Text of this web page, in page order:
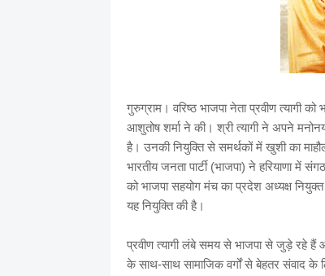
गुरुग्राम। वरिष्ठ भाजपा नेता प्रवीण त्यागी
आशुतोष शर्मा ने की। श्री त्यागी ने अपने
है। उनकी नियुक्ति से समर्थकों में खुशी का
भारतीय जनता पार्टी (भाजपा) ने हरियाणा
को भाजपा सहयोग मंच का प्रदेश अध्यक्ष
यह नियुक्ति की है।
प्रवीण त्यागी लंबे समय से भाजपा से जुड़े रहे हैं
के साथ-साथ सामाजिक वर्गों से बेहतर संवाद के